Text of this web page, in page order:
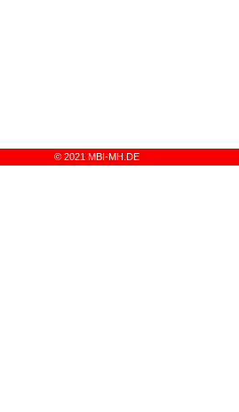
© 2021 MBI-MH.DE